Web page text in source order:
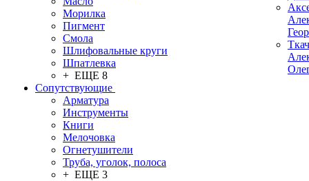
Морилка
Пигмент
Смола
Шлифовальные круги
Шпатлевка
+ ЕЩЕ 8
Сопутствующие
Арматура
Инструменты
Книги
Мелочовка
Огнетушители
Труба, уголок, полоса
+ ЕЩЕ 3